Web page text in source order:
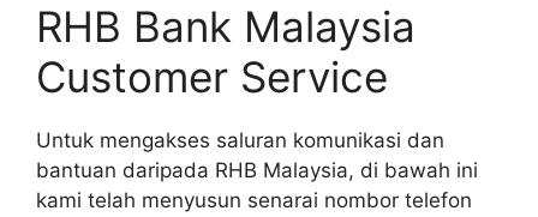
RHB Bank Malaysia
Customer Service
Untuk mengakses saluran komunikasi dan
bantuan daripada RHB Malaysia, di bawah ini
kami telah menyusun senarai nombor telefon